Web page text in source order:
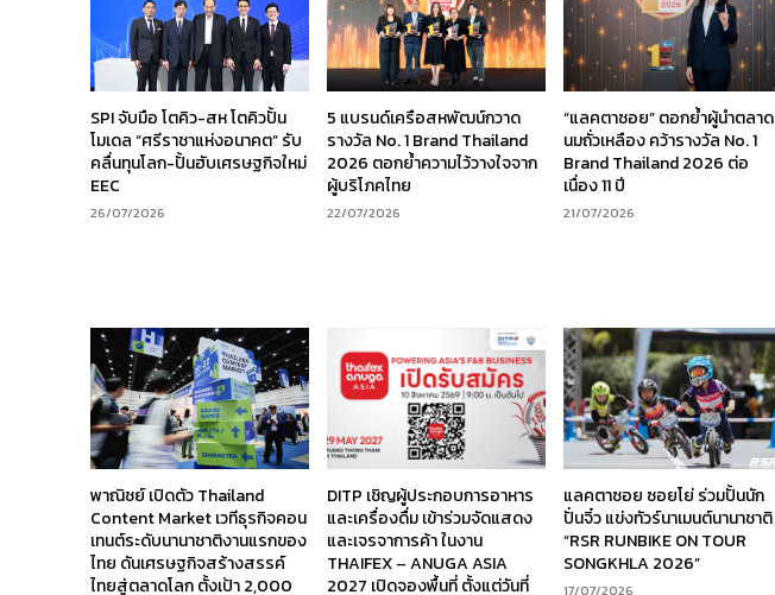
SPI จับมือ โตคิว-สห โตคิวปั้น
โมเดล “ศรีราชาแห่งอนาคต” รับ
คลื่นทุนโลก-ปั้นฮับเศรษฐกิจใหม่
EEC
26/07/2026
5 แบรนด์เครือสหพัฒน์กวาด
รางวัล No. 1 Brand Thailand
2026 ตอกย้ำความไว้วางใจจาก
ผู้บริโภคไทย
22/07/2026
“แลคตาซอย” ตอกย้ำผู้นำตลาด
นมถั่วเหลือง คว้ารางวัล No. 1
Brand Thailand 2026 ต่อ
เนื่อง 11 ปี
21/07/2026
พาณิชย์ เปิดตัว Thailand
Content Market เวทีธุรกิจคอน
เทนต์ระดับนานาชาติงานแรกของ
ไทย ดันเศรษฐกิจสร้างสรรค์
ไทยสู่ตลาดโลก ตั้งเป้า 2,000
DITP เชิญผู้ประกอบการอาหาร
และเครื่องดื่ม เข้าร่วมจัดแสดง
และเจรจาการค้า ในงาน
THAIFEX – ANUGA ASIA
2027 เปิดจองพื้นที่ ตั้งแต่วันที่
แลคตาซอย ซอยโย่ ร่วมปั้นนัก
ปั่นจิ๋ว แข่งทัวร์นาเมนต์นานาชาติ
“RSR RUNBIKE ON TOUR
SONGKHLA 2026”
17/07/2026